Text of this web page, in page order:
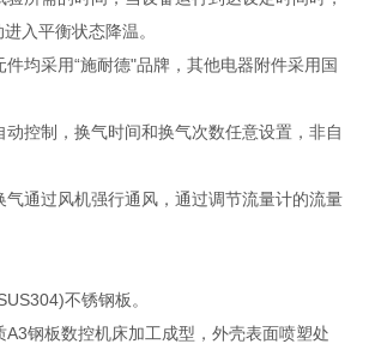
入平衡状态降温。
均采用“施耐德"品牌，其他电器附件采用国
控制，换气时间和换气次数任意设置，非自
气通过风机强行通风，通过调节流量计的流量
不锈钢板。
A3钢板数控机床加工成型，外壳表面喷塑处